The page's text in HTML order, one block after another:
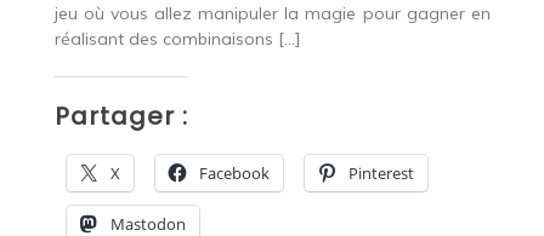
jeu où vous allez manipuler la magie pour gagner en
réalisant des combinaisons […]
Partager :
X Facebook Pinterest
Mastodon